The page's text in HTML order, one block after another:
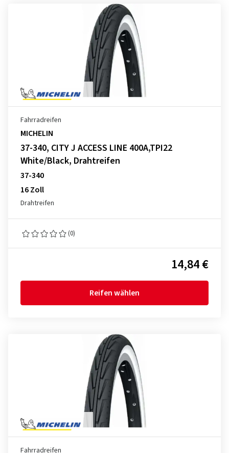
Fahrradreifen
MICHELIN
37-340, CITY J ACCESS LINE 400A,TPI22
White/Black, Drahtreifen
37-340
16 Zoll
Drahtreifen
(0)
14,84 €
Reifen wählen
Fahrradreifen